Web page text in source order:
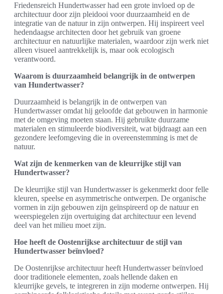
Friedensreich Hundertwasser had een grote invloed op de
architectuur door zijn pleidooi voor duurzaamheid en de
integratie van de natuur in zijn ontwerpen. Hij inspireert veel
hedendaagse architecten door het gebruik van groene
architectuur en natuurlijke materialen, waardoor zijn werk niet
alleen visueel aantrekkelijk is, maar ook ecologisch
verantwoord.
Waarom is duurzaamheid belangrijk in de ontwerpen
van Hundertwasser?
Duurzaamheid is belangrijk in de ontwerpen van
Hundertwasser omdat hij geloofde dat gebouwen in harmonie
met de omgeving moeten staan. Hij gebruikte duurzame
materialen en stimuleerde biodiversiteit, wat bijdraagt aan een
gezondere leefomgeving die in overeenstemming is met de
natuur.
Wat zijn de kenmerken van de kleurrijke stijl van
Hundertwasser?
De kleurrijke stijl van Hundertwasser is gekenmerkt door felle
kleuren, speelse en asymmetrische ontwerpen. De organische
vormen in zijn gebouwen zijn geïnspireerd op de natuur en
weerspiegelen zijn overtuiging dat architectuur een levend
deel van het milieu moet zijn.
Hoe heeft de Oostenrijkse architectuur de stijl van
Hundertwasser beïnvloed?
De Oostenrijkse architectuur heeft Hundertwasser beïnvloed
door traditionele elementen, zoals hellende daken en
kleurrijke gevels, te integreren in zijn moderne ontwerpen. Hij